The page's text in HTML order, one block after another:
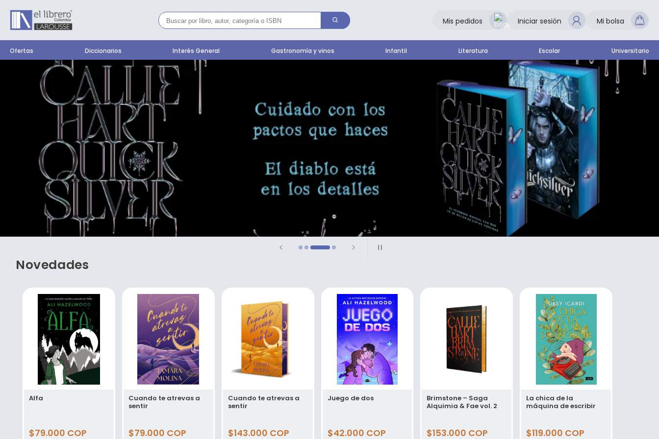
directamente
al contenido
Mis pedidos Iniciar sesión Mi bolsa
Ofertas Diccionarios Interés General Gastronomía y vinos Infantil Literatura Escolar Universitario
Novedades
Alfa
Precio
$79.000 COP
Cuando te atrevas a
sentir
Precio
$79.000 COP
Cuando te atrevas a
sentir
Precio
$143.000 COP
Juego de dos
Precio
$42.000 COP
Brimstone – Saga
Alquimia & Fae vol. 2
Precio
$153.000 COP
La chica de la
máquina de escribir
Precio
$119.000 COP